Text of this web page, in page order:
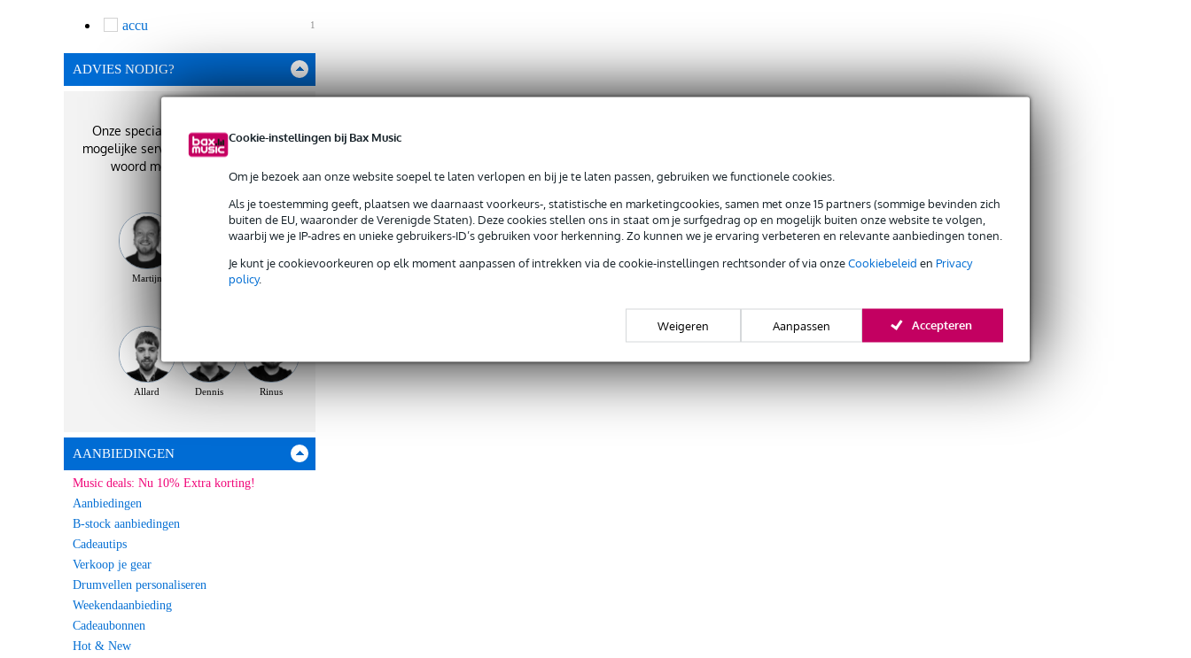
Cookie-instellingen bij Bax Music
Om je bezoek aan onze website soepel te laten verlopen en bij je te laten passen, gebruiken we functionele cookies.
Als je toestemming geeft, plaatsen we daarnaast voorkeurs-, statistische en marketingcookies, samen met onze 15 partners (sommige bevinden zich
buiten de EU, waaronder de Verenigde Staten). Deze cookies stellen ons in staat om je surfgedrag op en mogelijk buiten onze website te volgen,
waarbij we je IP-adres en unieke gebruikers-ID’s gebruiken voor herkenning. Zo kunnen we je ervaring verbeteren en relevante aanbiedingen tonen.
Je kunt je cookievoorkeuren op elk moment aanpassen of intrekken via de cookie-instellingen rechtsonder of via onzeCookiebeleid en Privacy
policy.
Weigeren Aanpassen Accepteren
1
accu
ADVIES NODIG?
Onze specialisten geven je de best
mogelijke service. Zij staan je graag te
woord met het beste advies!
Martijn Kevin
Allard Dennis Rinus
AANBIEDINGEN
Music deals: Nu 10% Extra korting!
Aanbiedingen
B-stock aanbiedingen
Cadeautips
Verkoop je gear
Drumvellen personaliseren
Weekendaanbieding
Cadeaubonnen
Hot & New